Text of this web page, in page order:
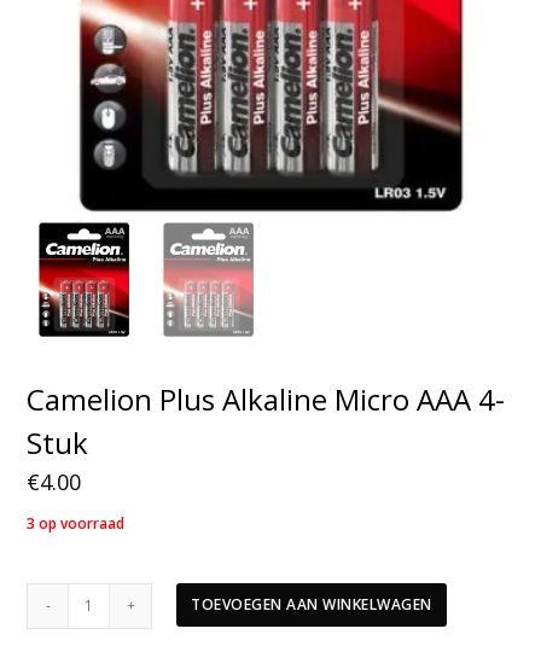
Camelion Plus Alkaline Micro AAA 4-
Stuk
€4.00
3 op voorraad
Camelion
TOEVOEGEN AAN WINKELWAGEN